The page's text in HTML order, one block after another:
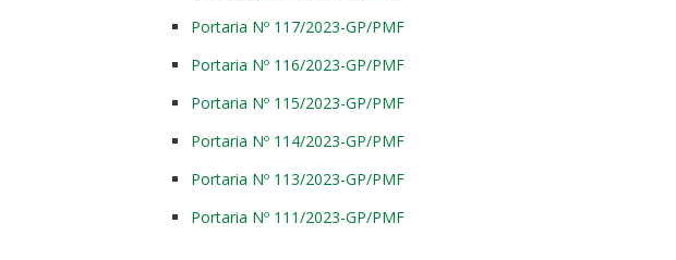
Portaria Nº 117/2023-GP/PMF
Portaria Nº 116/2023-GP/PMF
Portaria Nº 115/2023-GP/PMF
Portaria Nº 114/2023-GP/PMF
Portaria Nº 113/2023-GP/PMF
Portaria Nº 111/2023-GP/PMF